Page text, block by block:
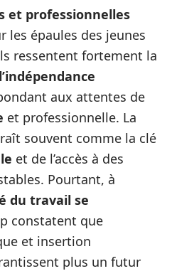
et professionnelles
les épaules des jeunes
ressentent fortement la
l’indépendance
aux attentes de
et professionnelle. La
souvent comme la clé
et de l’accès à des
Pourtant, à
du travail se
constatent que
et insertion
plus un futur